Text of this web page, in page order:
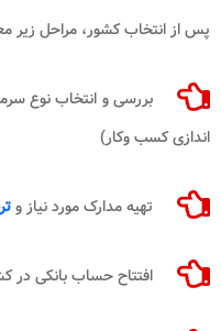
پس از انتخاب کشور، مراحل زیر
بررسی و انتخاب نوع
اندازی کسب وکار)
تهیه مدارک مورد نیاز و
افتتاح حساب بانکی در